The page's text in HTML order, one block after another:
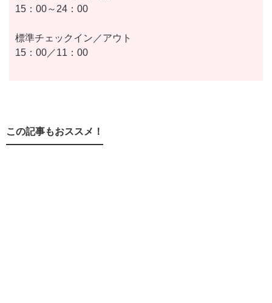
15：00～24：00
標準チェックイン／アウト
15：00／11：00
この記事もおススメ！